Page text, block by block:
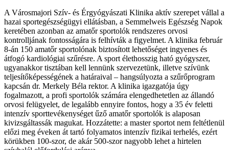
A Városmajori Szív- és Érgyógyászati Klinika aktív szerepet vállal a
hazai sportegészségügyi ellátásban, a Semmelweis Egészség Napok
keretében azonban az amatőr sportolók rendszeres orvosi
kontrolljának fontosságára is felhívták a figyelmet. A klinika február
8-án 150 amatőr sportolónak biztosított lehetőséget ingyenes és
átfogó kardiológiai szűrésre. A sport élethosszig ható gyógyszer,
ugyanakkor tisztában kell lennünk szervezetünk, illetve szívünk
teljesítőképességének a határaival – hangsúlyozta a szűrőprogram
kapcsán dr. Merkely Béla rektor. A klinika igazgatója úgy
fogalmazott, a profi sportolók számára elengedhetetlen az állandó
orvosi felügyelet, de legalább ennyire fontos, hogy a 35 év feletti
intenzív sporttevékenységet űző amatőr sportolók is alaposan
kivizsgáltassák magukat. Hozzátette: a master sportot nem feltétlenül
előzi meg éveken át tartó folyamatos intenzív fizikai terhelés, ezért
körükben 100-szor, de akár 500-szor nagyobb lehet a hirtelen